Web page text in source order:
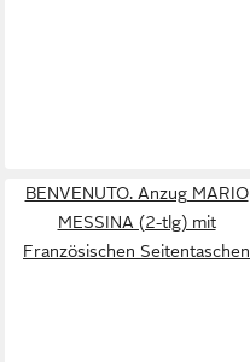
BENVENUTO. Anzug MARIO
MESSINA (2-tlg) mit
Französischen Seitentaschen